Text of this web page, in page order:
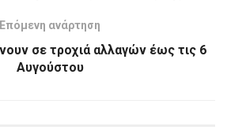
Επόμενη ανάρτηση
σε τροχιά αλλαγών έως τις 6
Αυγούστου